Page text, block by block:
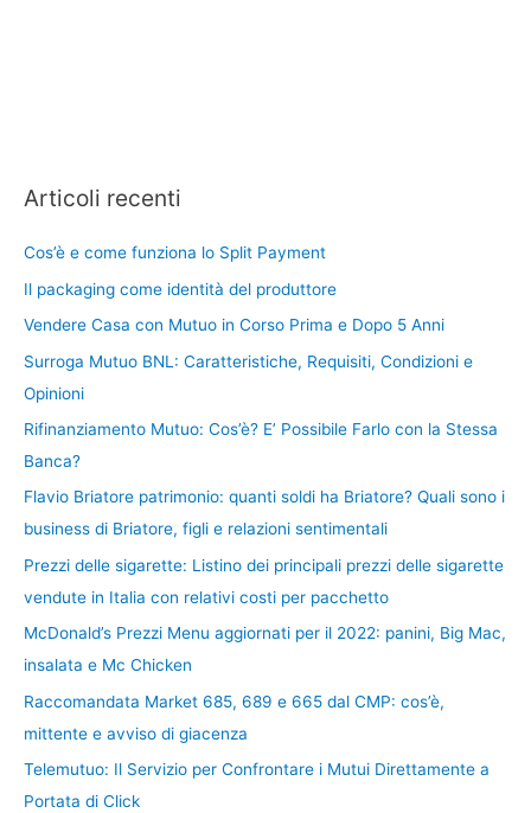
Articoli recenti
Cos’è e come funziona lo Split Payment
Il packaging come identità del produttore
Vendere Casa con Mutuo in Corso Prima e Dopo 5 Anni
Surroga Mutuo BNL: Caratteristiche, Requisiti, Condizioni e
Opinioni
Rifinanziamento Mutuo: Cos’è? E’ Possibile Farlo con la Stessa
Banca?
Flavio Briatore patrimonio: quanti soldi ha Briatore? Quali sono i
business di Briatore, figli e relazioni sentimentali
Prezzi delle sigarette: Listino dei principali prezzi delle sigarette
vendute in Italia con relativi costi per pacchetto
McDonald’s Prezzi Menu aggiornati per il 2022: panini, Big Mac,
insalata e Mc Chicken
Raccomandata Market 685, 689 e 665 dal CMP: cos’è,
mittente e avviso di giacenza
Telemutuo: Il Servizio per Confrontare i Mutui Direttamente a
Portata di Click